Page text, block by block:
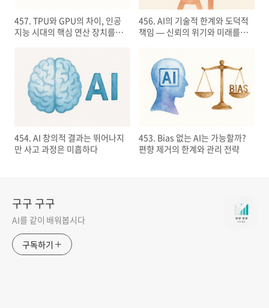
457. TPU와 GPU의 차이, 인공
지능 시대의 핵심 연산 장치를
456. AI의 기술적 한계와 도덕적
책임 — 신뢰의 위기와 미래를
454. AI 창의적 결과는 뛰어나지
만 사고 과정은 미흡하다
453. Bias 없는 AI는 가능할까?
편향 제거의 한계와 관리 전략
구구 구구
AI를 같이 배워봅시다
구독하기